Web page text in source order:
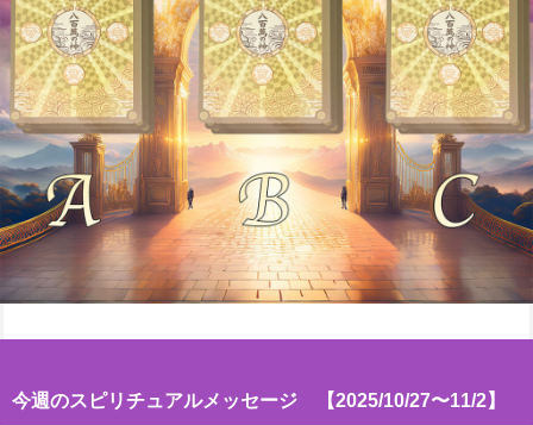
今週のスピリチュアルメッセージ 【2025/10/27〜11/2】